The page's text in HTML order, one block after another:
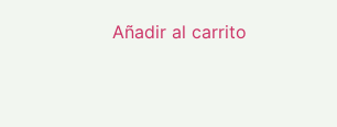
Añadir al carrito